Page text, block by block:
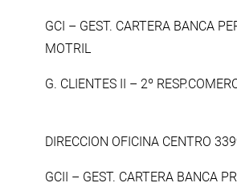
GCI – GEST. CARTERA BANCA
MOTRIL
G. CLIENTES II – 2º
DIRECCION OFICINA CENTRO
GCII – GEST. CARTERA BANCA